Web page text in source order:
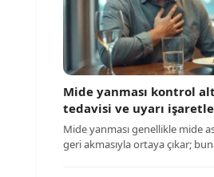
Mide yanması kontrol
tedavisi ve uyarı
Mide yanması genellikle mide
geri akmasıyla ortaya çıkar;